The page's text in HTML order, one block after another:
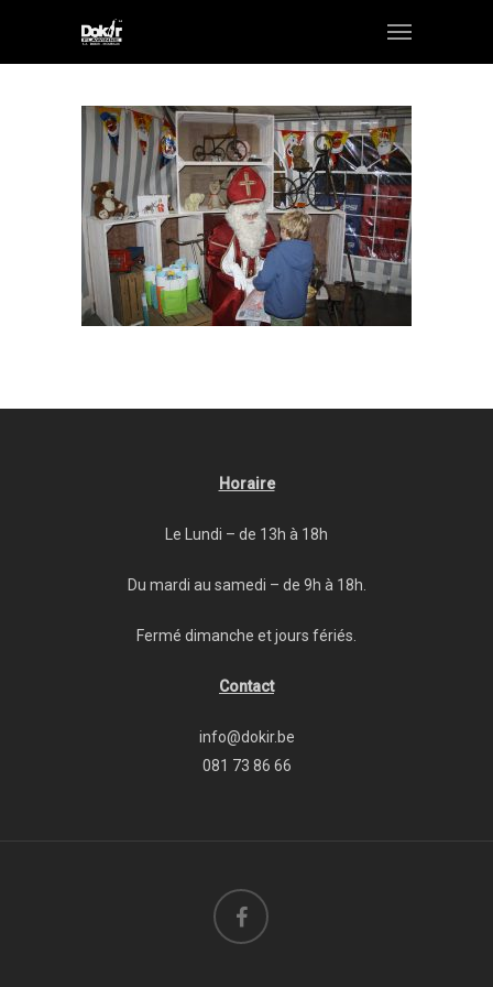
Horaire
Le Lundi – de 13h à 18h
Du mardi au samedi – de 9h à 18h.
Fermé dimanche et jours fériés.
Contact
info@dokir.be
081 73 86 66